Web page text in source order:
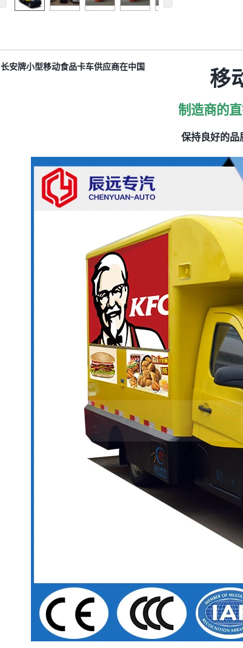
长安牌小型移动食品卡车供应商在中国
移
制造商的
保持良好的品